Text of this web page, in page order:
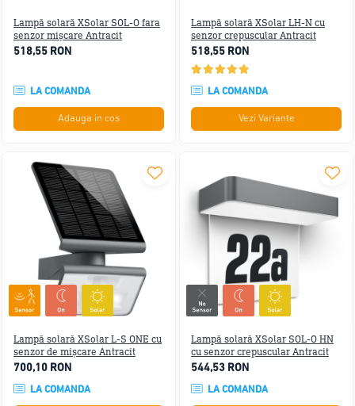
Lampă solară XSolar SOL-O fara
senzor mișcare Antracit
518,55 RON
LA COMANDA
Adauga in cos
Lampă solară XSolar LH-N cu
senzor crepuscular Antracit
518,55 RON
LA COMANDA
Vezi Variante
Lampă solară XSolar L-S ONE cu
senzor de mișcare Antracit
700,10 RON
LA COMANDA
Lampă solară XSolar SOL-O HN
cu senzor crepuscular Antracit
544,53 RON
LA COMANDA